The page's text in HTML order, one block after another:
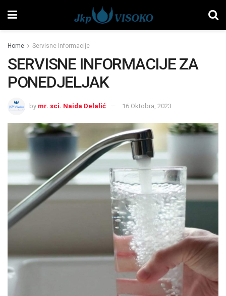
Home Servisne Informacije
SERVISNE INFORMACIJE ZA
PONEDJELJAK
by mr. sci. Naida Delalić 16 Oktobra, 2023